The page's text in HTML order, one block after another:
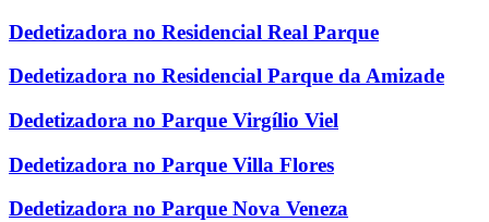
Dedetizadora no Residencial Real Parque
Dedetizadora no Residencial Parque da Amizade
Dedetizadora no Parque Virgílio Viel
Dedetizadora no Parque Villa Flores
Dedetizadora no Parque Nova Veneza